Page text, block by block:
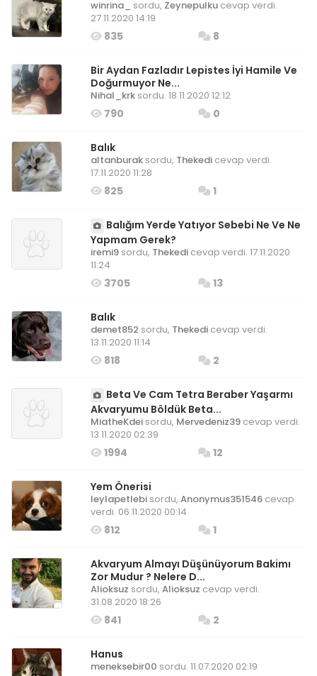
winrina_ sordu, Zeynepulkucevap verdi.
27.11.2020 14:19
8
835
Bir Aydan Fazladır Lepistes İyi Hamile Ve
Doğurmuyor Ne...
Nihal_krksordu. 18.11.2020 12:12
0
790
Balık
altanburaksordu, Thekedicevap verdi.
17.11.2020 11:28
1
825
Balığım Yerde Yatıyor Sebebi Ne Ve Ne
Yapmam Gerek?
iremi9sordu, Thekedicevap verdi. 17.11.2020
11:24
13
3705
Balık
demet852 sordu, Thekedicevap verdi.
13.11.2020 11:14
2
818
Beta Ve Cam Tetra Beraber Yaşarmı
Akvaryumu Böldük Beta...
MiatheKdeisordu, Mervedeniz39cevap verdi.
13.11.2020 02:39
12
1994
Yem Önerisi
leylapetlebisordu, Anonymus351546cevap
verdi. 06.11.2020 00:14
1
812
Akvaryum Almayı Düşünüyorum Bakimı
Zor Mudur ? Nelere D...
Alioksuz sordu, Alioksuz cevap verdi.
31.08.2020 18:26
2
841
Hanus
meneksebir00 sordu. 11.07.2020 02:19